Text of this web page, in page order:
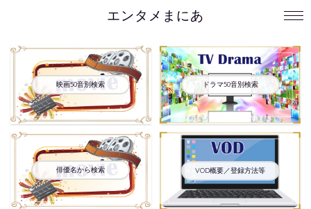
エンタメまにあ
映画50音別検索 ドラマ50音別検索
俳優名から検索 VOD概要／登録方法等